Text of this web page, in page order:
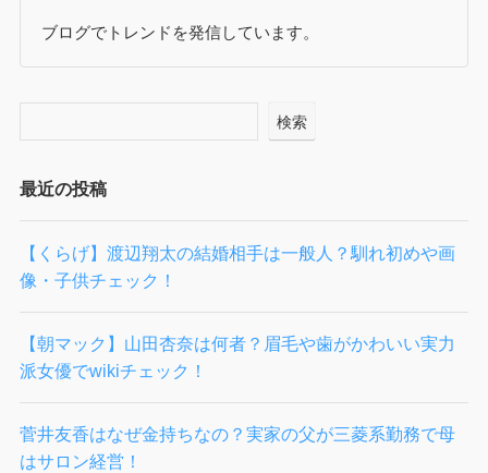
ブログでトレンドを発信しています。
検索
最近の投稿
【くらげ】渡辺翔太の結婚相手は一般人？馴れ初めや画
像・子供チェック！
【朝マック】山田杏奈は何者？眉毛や歯がかわいい実力
派女優でwikiチェック！
菅井友香はなぜ金持ちなの？実家の父が三菱系勤務で母
はサロン経営！